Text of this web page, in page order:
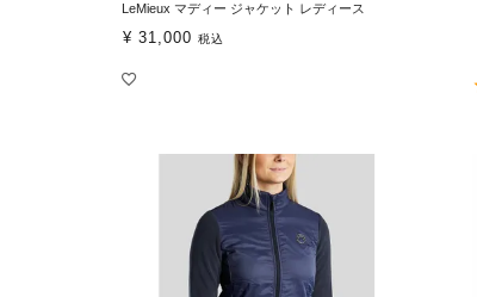
LeMieux マディー ジャケット レディース
¥ 31,000 税込